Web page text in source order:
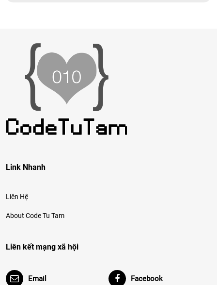
Link Nhanh
Liên Hệ
About Code Tu Tam
Liên kết mạng xã hội
Email Facebook